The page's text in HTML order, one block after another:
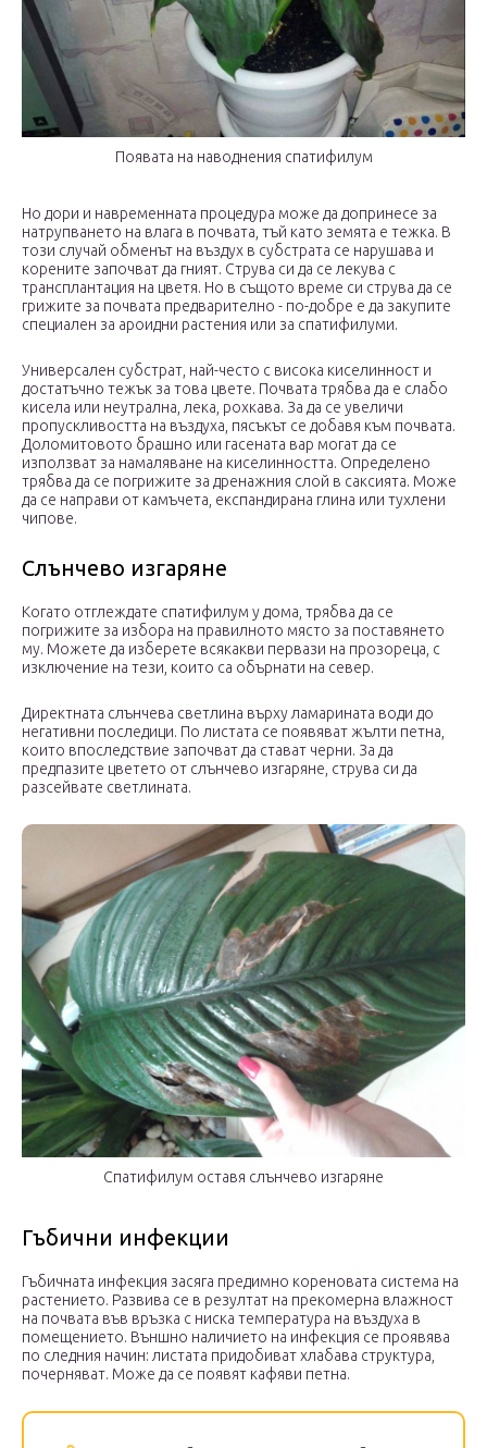
Появата на наводнения спатифилум
Но дори и навременната процедура може да допринесе за
натрупването на влага в почвата, тъй като земята е тежка. В
този случай обменът на въздух в субстрата се нарушава и
корените започват да гният. Струва си да се лекува с
трансплантация на цветя. Но в същото време си струва да се
грижите за почвата предварително - по-добре е да закупите
специален за ароидни растения или за спатифилуми.
Универсален субстрат, най-често с висока киселинност и
достатъчно тежък за това цвете. Почвата трябва да е слабо
кисела или неутрална, лека, рохкава. За да се увеличи
пропускливостта на въздуха, пясъкът се добавя към почвата.
Доломитовото брашно или гасената вар могат да се
използват за намаляване на киселинността. Определено
трябва да се погрижите за дренажния слой в саксията. Може
да се направи от камъчета, експандирана глина или тухлени
чипове.
Слънчево изгаряне
Когато отглеждате спатифилум у дома, трябва да се
погрижите за избора на правилното място за поставянето
му. Можете да изберете всякакви первази на прозореца, с
изключение на тези, които са обърнати на север.
Директната слънчева светлина върху ламарината води до
негативни последици. По листата се появяват жълти петна,
които впоследствие започват да стават черни. За да
предпазите цветето от слънчево изгаряне, струва си да
разсейвате светлината.
Спатифилум оставя слънчево изгаряне
Гъбични инфекции
Гъбичната инфекция засяга предимно кореновата система на
растението. Развива се в резултат на прекомерна влажност
на почвата във връзка с ниска температура на въздуха в
помещението. Външно наличието на инфекция се проявява
по следния начин: листата придобиват хлабава структура,
почерняват. Може да се появят кафяви петна.